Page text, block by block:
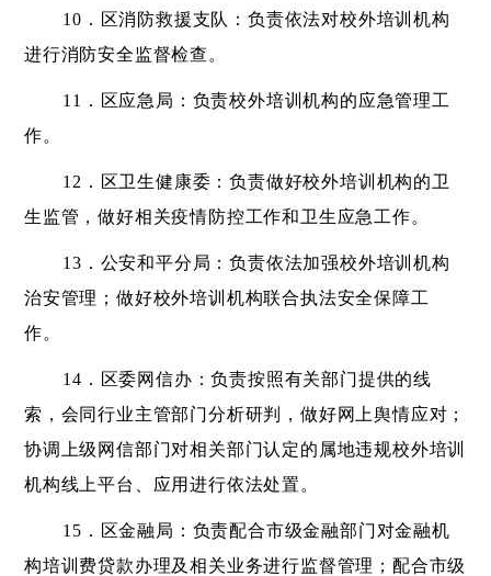
10．区消防救援支队：负责依法对校外培训机构
进行消防安全监督检查。
11．区应急局：负责校外培训机构的应急管理工
作。
12．区卫生健康委：负责做好校外培训机构的卫
生监管，做好相关疫情防控工作和卫生应急工作。
13．公安和平分局：负责依法加强校外培训机构
治安管理；做好校外培训机构联合执法安全保障工
作。
14．区委网信办：负责按照有关部门提供的线
索，会同行业主管部门分析研判，做好网上舆情应对；
协调上级网信部门对相关部门认定的属地违规校外培训
机构线上平台、应用进行依法处置。
15．区金融局：负责配合市级金融部门对金融机
构培训费贷款办理及相关业务进行监督管理；配合市级